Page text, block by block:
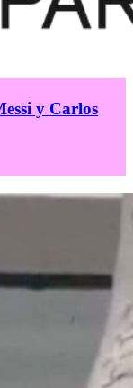
y Carlos